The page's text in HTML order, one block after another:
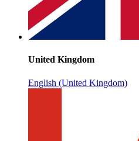
United Kingdom
English (United Kingdom)